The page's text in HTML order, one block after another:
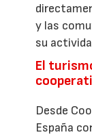
y las
su
El
Desde
España